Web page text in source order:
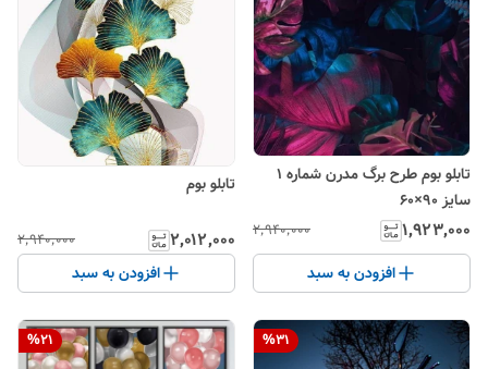
تابلو بوم طرح برگ مدرن شماره ۱
سایز ۹۰×۶۰
۱٬۹۲۳٬۰۰۰ ۲٬۹۴۰٬۰۰۰
افزودن به سبد
تابلو بوم
۲٬۰۱۲٬۰۰۰ ۲٬۹۴۰٬۰۰۰
افزودن به سبد
%31
%21